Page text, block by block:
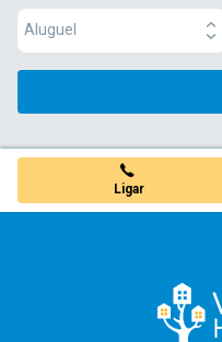
Aluguel
Ligar